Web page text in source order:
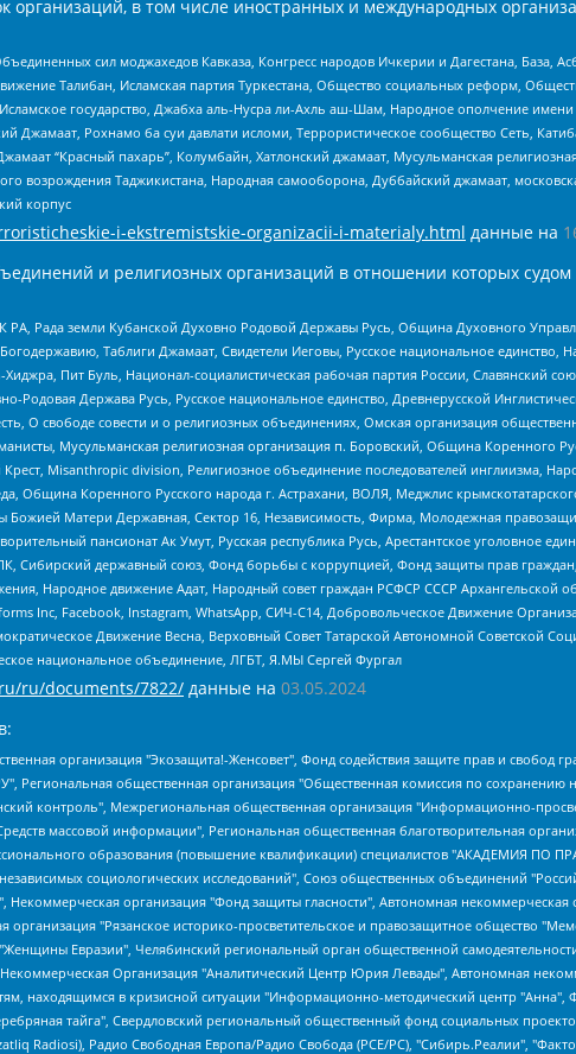
в том числе иностранных и международных
сил моджахедов Кавказа, Конгресс народов Ичкерии и Дагестана, База,
Талибан, Исламская партия Туркестана, Общество социальных реформ,
государство, Джабха аль-Нусра ли-Ахль аш-Шам, Народное ополчение
Джамаат, Рохнамо ба суи давлати исломи, Террористическое сообщество Сеть,
“Красный пахарь”, Колумбайн, Хатлонский джамаат, Мусульманская
возрождения Таджикистана, Народная самооборона, Дуббайский джамаат,
корпус
i-ekstremistskie-organizacii-i-materialy.html данные на
и религиозных организаций в отношении которых
РА, Рада земли Кубанской Духовно Родовой Державы Русь, Община Духовного
Таблиги Джамаат, Свидетели Иеговы, Русское национальное
Пит Буль, Национал-социалистическая рабочая партия России, Славянский
Родовая Держава Русь, Русское национальное единство, Древнерусской
О свободе совести и о религиозных объединениях, Омская организация
Мусульманская религиозная организация п. Боровский, Община Коренного
Misanthropic division, Религиозное объединение последователей инглиизма,
Община Коренного Русского народа г. Астрахани, ВОЛЯ, Меджлис
Божией Матери Державная, Сектор 16, Независимость, Фирма, Молодежная
пансионат Ак Умут, Русская республика Русь, Арестантское уголовное
Сибирский державный союз, Фонд борьбы с коррупцией, Фонд защиты прав
Народное движение Адат, Народный совет граждан РСФСР СССР Архангельской
Inc, Facebook, Instagram, WhatsApp, СИЧ-С14, Добровольческое Движение
Движение Весна, Верховный Совет Татарской Автономной Советской
национальное объединение, ЛГБТ, Я.МЫ Сергей Фургал
ru/documents/7822/ данные на 03.05.2024
Евразии", Челябинский региональный орган общественной самодеятельности "Уральская правозащитная группа", Фонд содействия защите здоровья и социальной справедливости имени Андрея Рылькова, Автономная Некоммерческая Организация "Аналитический Центр Юрия Левады", Автономная некоммерческая организация социальной поддержки населения "Проект Апрель", Региональная общественная организация помощи женщинам и детям, находящимся в кризисной ситуации "Информационно-методический центр "Анна", Фонд содействия развитию массовых коммуникаций и правовому просвещению "Так-так-Так", Фонд содействия устойчивому развитию "Серебряная тайга", Свердловский региональный общественный фонд социальных проектов "Новое время", "Idel.Реалии", Кавказ.Реалии, Крым.Реалии, Телеканал Настоящее Время, Татаро-башкирская служба Радио Свобода (Azatliq Radiosi), Радио Свободная Европа/Радио Свобода (PCE/PC), "Сибирь.Реалии", "Фактограф", Благотворительный фонд помощи осужденным и их семьям, Автономная некоммерческая организация "Институт глобализации и социальных движений", Фонд "В защиту прав заключенных", Частное учреждение "Центр поддержки и содействия развитию средств массовой информации", Пензенский региональный общественный благотворительный фонд "Гражданский союз", "Север.Реалии", Некоммерческая организация Фонд "Правовая инициатива", Общество с ограниченной ответственностью "Радио Свободная Европа/Радио Свобода", Чешское информационное агентство "MEDIUM-ORIENT", Красноярская региональная общественная организация "Мы против СПИДа", Камалягин Денис Николаевич, Маркелов Сергей Евгеньевич, Пономарев Лев Александрович, Савицкая Людмила Алексеевна, Автономная некоммерческая организация "Центр по работе с проблемой насилия "НАСИЛИЮ.НЕТ", Межрегиональный профессиональный союз работников здравоохранения "Альянс врачей", Юридическое лицо, зарегистрированное в Латвийской Республике, SIA "Medusa Project" (регистрационный номер 40103797863, дата регистрации 10.06.2014), Некоммерческая организация "Фонд по борьбе с коррупцией", Автономная некоммерческая организация "Институт права и публичной политики", Баданин Роман Сергеевич, Гликин Максим Александрович, Железнова Мария Михайловна, Лукьянова Юлия Сергеевна, Маетная Елизавета Витальевна, Маняхин Петр Борисович, Чуракова Ольга Владимировна, Ярош Юлия Петровна, Юридическое лицо "The Insider SIA", зарегистрированное в Риге, Латвийская Республика (дата регистрации 26.06.2015), являющееся администратором доменного имени интернет-издания "The Insider SIA", https://theins.ru, Постернак Алексей Евгеньевич, Рубин Михаил Аркадьевич, Анин Роман Александрович, Юридическое лицо Istories fonds, зарегистрированное в Латвийской Республике (регистрационный номер 50008295751, дата регистрации 24.02.2020), Великовский Дмитрий Александрович, Долинина Ирина Николаевна, Мароховская Алеся Алексеевна, Шлейнов Роман Юрьевич, Шмагун Олеся Валентиновна, Общество с ограниченной ответственностью "Альтаир 2021", Общество с ограниченной ответственностью "Вега 2021", Общество с ограниченной ответственностью "Главный редактор 2021", Общество с ограниченной ответственностью "Ромашки монолит", Важенков Артем Валерьевич, Ивановская областная общественная организация "Центр гендерных исследований", Гурман Юрий Альбертович, Медиапроект "ОВД-Инфо", Егоров Владимир Владимирович, Жилинский Владимир Александрович, Общество с ограниченной ответственностью "ЗП", Иванова София Юрьевна, Карезина Инна Павловна, Кильтау Екатерина Викторовна, Петров Алексей Викторович, Пискунов Сергей Евгеньевич, Смирнов Сергей Сергеевич, Тихонов Михаил Сергеевич, Общество с ограниченной ответственностью "ЖУРНАЛИСТ-ИНОСТРАННЫЙ АГЕНТ", Арапова Галина Юрьевна, Вольтская Татьяна